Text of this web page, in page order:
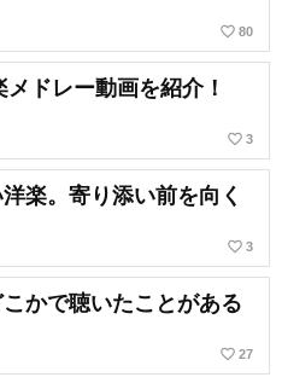
favorite_border 80
メドレー動画を紹介！
favorite_border 3
楽。寄り添い前を向く
favorite_border 3
かで聴いたことがある
favorite_border 27